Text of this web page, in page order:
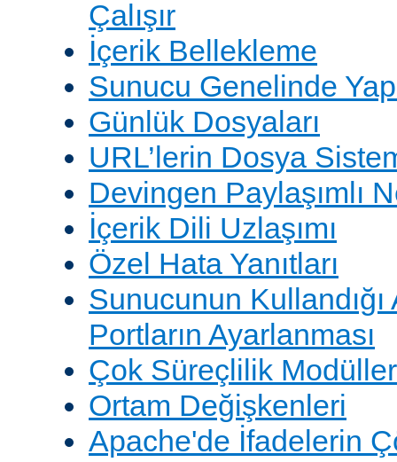
Çalışır
İçerik Bellekleme
Sunucu Genelinde
Günlük Dosyaları
URL’lerin Dosya
Devingen Paylaşımlı
İçerik Dili Uzlaşımı
Özel Hata Yanıtları
Sunucunun
Portların Ayarlanması
Çok Süreçlilik
Ortam Değişkenleri
Apache'de İfadelerin